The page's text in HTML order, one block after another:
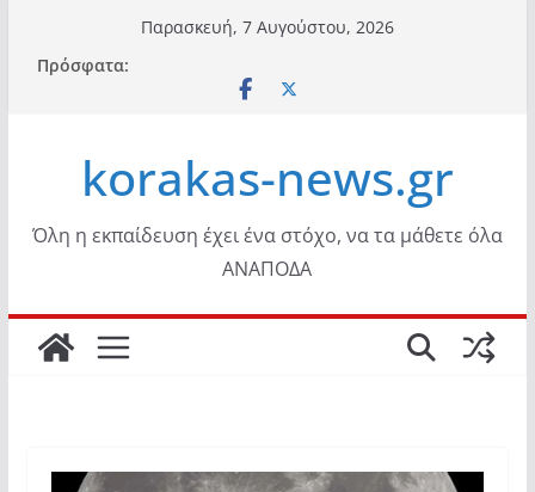
περιεχόμενο
Παρασκευή, 7 Αυγούστου, 2026
Πρόσφατα:
korakas-news.gr
Όλη η εκπαίδευση έχει ένα στόχο, να τα μάθετε όλα
ΑΝΑΠΟΔΑ